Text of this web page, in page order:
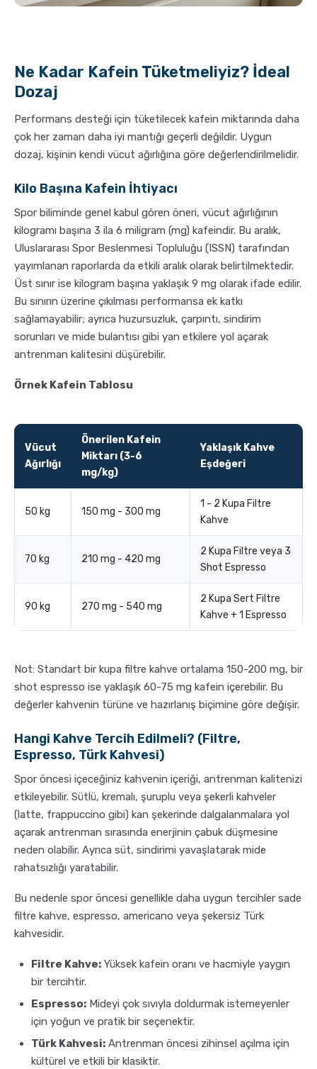
Ne Kadar Kafein Tüketmeliyiz? İdeal
Dozaj
Performans desteği için tüketilecek kafein miktarında daha
çok her zaman daha iyi mantığı geçerli değildir. Uygun
dozaj, kişinin kendi vücut ağırlığına göre değerlendirilmelidir.
Kilo Başına Kafein İhtiyacı
Spor biliminde genel kabul gören öneri, vücut ağırlığının
kilogramı başına 3 ila 6 miligram (mg) kafeindir. Bu aralık,
Uluslararası Spor Beslenmesi Topluluğu (ISSN) tarafından
yayımlanan raporlarda da etkili aralık olarak belirtilmektedir.
Üst sınır ise kilogram başına yaklaşık 9 mg olarak ifade edilir.
Bu sınırın üzerine çıkılması performansa ek katkı
sağlamayabilir; ayrıca huzursuzluk, çarpıntı, sindirim
sorunları ve mide bulantısı gibi yan etkilere yol açarak
antrenman kalitesini düşürebilir.
Örnek Kafein Tablosu
Vücut
Ağırlığı
Önerilen Kafein
Miktarı (3-6
mg/kg)
Yaklaşık Kahve
Eşdeğeri
50 kg 150 mg - 300 mg
1 - 2 Kupa Filtre
Kahve
70 kg 210 mg - 420 mg
2 Kupa Filtre veya 3
Shot Espresso
90 kg 270 mg - 540 mg
2 Kupa Sert Filtre
Kahve + 1 Espresso
Not: Standart bir kupa filtre kahve ortalama 150-200 mg, bir
shot espresso ise yaklaşık 60-75 mg kafein içerebilir. Bu
değerler kahvenin türüne ve hazırlanış biçimine göre değişir.
Hangi Kahve Tercih Edilmeli? (Filtre,
Espresso, Türk Kahvesi)
Spor öncesi içeceğiniz kahvenin içeriği, antrenman kalitenizi
etkileyebilir. Sütlü, kremalı, şuruplu veya şekerli kahveler
(latte, frappuccino gibi) kan şekerinde dalgalanmalara yol
açarak antrenman sırasında enerjinin çabuk düşmesine
neden olabilir. Ayrıca süt, sindirimi yavaşlatarak mide
rahatsızlığı yaratabilir.
Bu nedenle spor öncesi genellikle daha uygun tercihler sade
filtre kahve, espresso, americano veya şekersiz Türk
kahvesidir.
Filtre Kahve: Yüksek kafein oranı ve hacmiyle yaygın
bir tercihtir.
Espresso: Mideyi çok sıvıyla doldurmak istemeyenler
için yoğun ve pratik bir seçenektir.
Türk Kahvesi: Antrenman öncesi zihinsel açılma için
kültürel ve etkili bir klasiktir.